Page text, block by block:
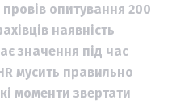
провів опитування 200
наявність
значення під час
мусить правильно
моменти звертати